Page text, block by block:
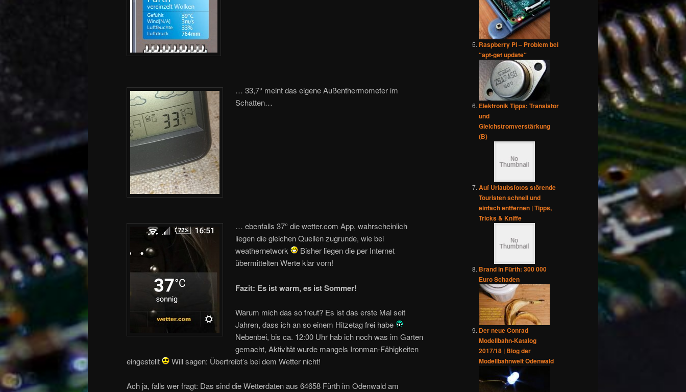
… 33,7° meint das eigene Außenthermometer im
Schatten…
… ebenfalls 37° die wetter.com App, wahrscheinlich
liegen die gleichen Quellen zugrunde, wie bei
weathernetwork
Bisher liegen die per Internet
übermittelten Werte klar vorn!
Fazit: Es ist warm, es ist Sommer!
Warum mich das so freut? Es ist das erste Mal seit
Jahren, dass ich an so einem Hitzetag frei habe
Nebenbei, bis ca. 12:00 Uhr hab ich noch was im Garten
gemacht, Aktivität wurde mangels Ironman-Fähigkeiten
eingestellt
Will sagen: Übertreibt’s bei dem Wetter nicht!
Ach ja, falls wer fragt: Das sind die Wetterdaten aus 64658 Fürth im Odenwald am
Raspberry Pi – Problem bei
“apt-get update“
Elektronik Tipps: Transistor
und
Gleichstromverstärkung
(B)
Auf Urlaubsfotos störende
Touristen schnell und
einfach entfernen | Tipps,
Tricks & Kniffe
Brand in Fürth: 300 000
Euro Schaden
Der neue Conrad
Modellbahn-Katalog
2017/18 | Blog der
Modellbahnwelt Odenwald